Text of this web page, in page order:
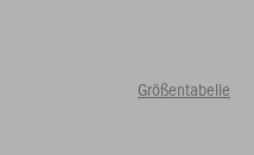
Größentabelle